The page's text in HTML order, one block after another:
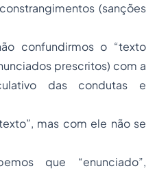
(sanções
confundirmos o “texto
prescritos) com a
das condutas e
mas com ele não se
que “enunciado”,